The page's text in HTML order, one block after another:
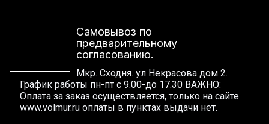
Самовывоз по
предварительному
согласованию.
Мкр. Сходня. ул Некрасова дом 2.
График работы пн-пт с 9.00-до 17.30 ВАЖНО:
Оплата за заказ осуществляется, только на сайте
www.volmur.ru оплаты в пунктах выдачи нет.